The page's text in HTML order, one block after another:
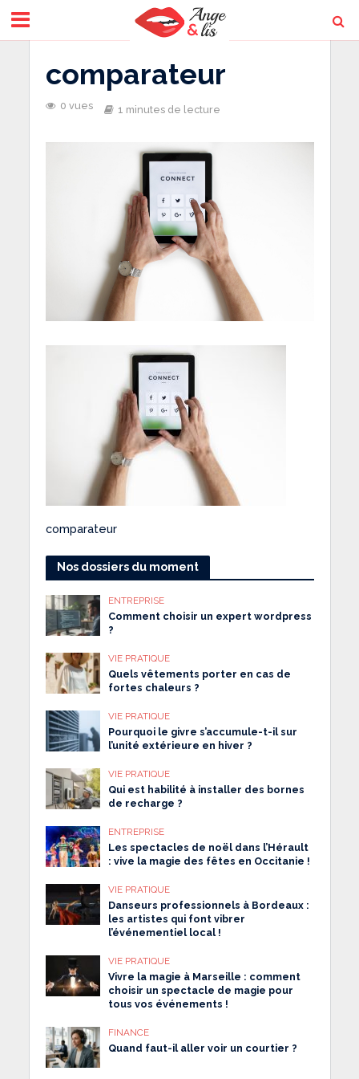
comparateur
0 vues 1 minutes de lecture
comparateur
Nos dossiers du moment
ENTREPRISE
Comment choisir un expert wordpress
?
VIE PRATIQUE
Quels vêtements porter en cas de
fortes chaleurs ?
VIE PRATIQUE
Pourquoi le givre s’accumule-t-il sur
l’unité extérieure en hiver ?
VIE PRATIQUE
Qui est habilité à installer des bornes
de recharge ?
ENTREPRISE
Les spectacles de noël dans l’Hérault
: vive la magie des fêtes en Occitanie !
VIE PRATIQUE
Danseurs professionnels à Bordeaux :
les artistes qui font vibrer
l’événementiel local !
VIE PRATIQUE
Vivre la magie à Marseille : comment
choisir un spectacle de magie pour
tous vos événements !
FINANCE
Quand faut-il aller voir un courtier ?